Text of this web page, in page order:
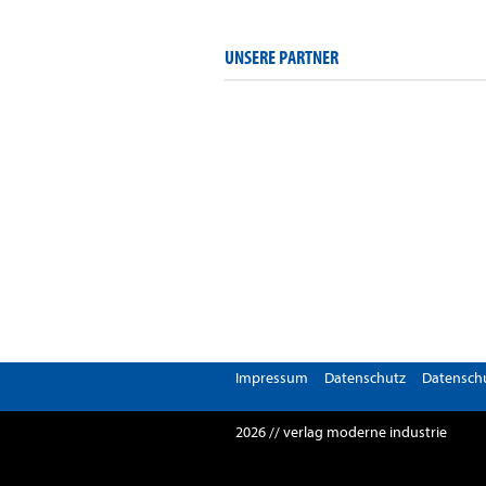
UNSERE PARTNER
Impressum Datenschutz
2026 // verlag moderne industrie